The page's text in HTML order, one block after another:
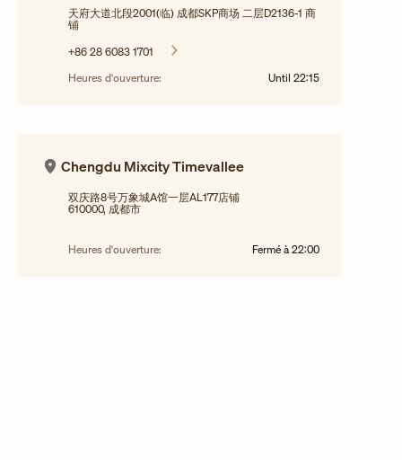
天府大道北段2001(临) 成都SKP商场 二层D2136-1 商
铺
+86 28 6083 1701
Heures d'ouverture:
Until 22:15
Chengdu Mixcity Timevallee
双庆路8号万象城A馆一层AL177店铺
610000, 成都市
Heures d'ouverture: Fermé à 22:00